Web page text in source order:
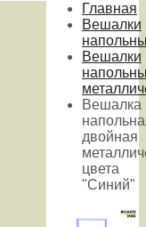
Главная
Вешалки
Вешалки
Вешалка
двойная
цвета
"Синий"